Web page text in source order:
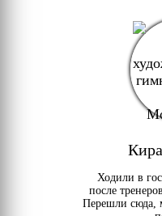
Ходили в
после
Перешли сюда,